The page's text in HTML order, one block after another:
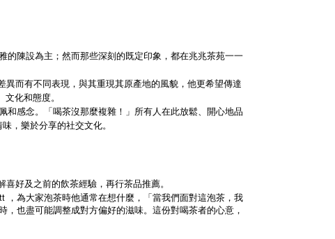
陳設為主；然而那些深刻的既定印象，都在兆兆茶苑一一
而有不同表現，與其重現其原產地的風貌，他更希望傳達
化和態度。
感念。「喝茶沒那麼複雜！」所有人在此放鬆、開心地品
，樂於分享的社交文化。
好及之前的飲茶經驗，再行茶品推薦。
，為大家泡茶時他通常在想什麼，「當我們面對這泡茶，我
也盡可能調整成對方偏好的滋味。這份對喝茶者的心意，